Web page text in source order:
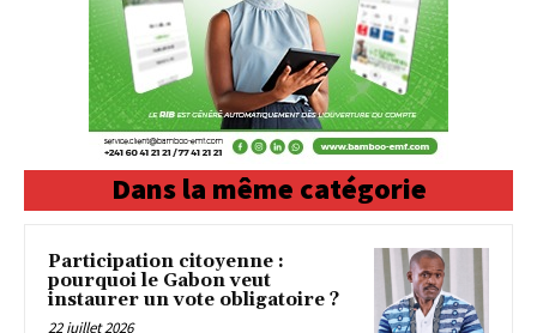
Dans la même catégorie
Participation citoyenne :
pourquoi le Gabon veut
instaurer un vote obligatoire ?
22 juillet 2026